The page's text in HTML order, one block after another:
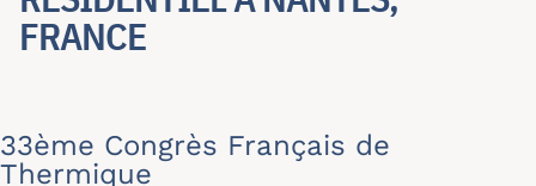
FRANCE
33ème Congrès Français de
Thermique